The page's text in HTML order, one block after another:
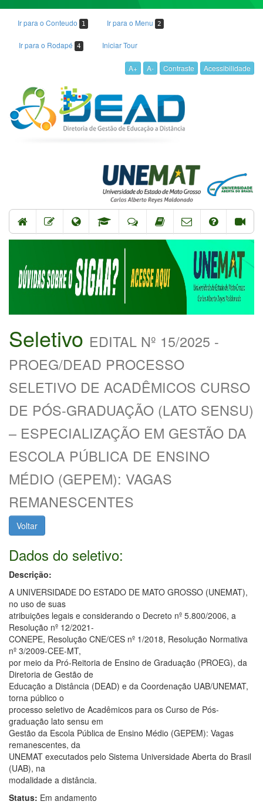
Ir para o Conteudo 1 Ir para o Menu 2
Ir para o Rodapé 4 Iniciar Tour
A+ A- Contraste Acessibilidade
Seletivo EDITAL Nº 15/2025 -
PROEG/DEAD PROCESSO
SELETIVO DE ACADÊMICOS CURSO
DE PÓS-GRADUAÇÃO (LATO SENSU)
– ESPECIALIZAÇÃO EM GESTÃO DA
ESCOLA PÚBLICA DE ENSINO
MÉDIO (GEPEM): VAGAS
REMANESCENTES
Voltar
Dados do seletivo:
Descrição:
A UNIVERSIDADE DO ESTADO DE MATO GROSSO (UNEMAT),
no uso de suas
atribuições legais e considerando o Decreto nº 5.800/2006, a
Resolução nº 12/2021-
CONEPE, Resolução CNE/CES nº 1/2018, Resolução Normativa
nº 3/2009-CEE-MT,
por meio da Pró-Reitoria de Ensino de Graduação (PROEG), da
Diretoria de Gestão de
Educação a Distância (DEAD) e da Coordenação UAB/UNEMAT,
torna público o
processo seletivo de Acadêmicos para os Curso de Pós-
graduação lato sensu em
Gestão da Escola Pública de Ensino Médio (GEPEM): Vagas
remanescentes, da
UNEMAT executados pelo Sistema Universidade Aberta do Brasil
(UAB), na
modalidade a distância.
Status: Em andamento